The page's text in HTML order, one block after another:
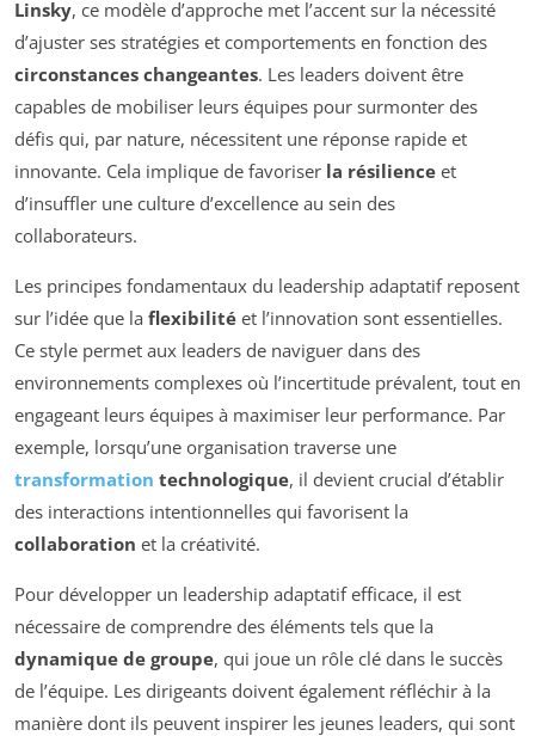
Linsky, ce modèle d’approche met l’accent sur la nécessité
d’ajuster ses stratégies et comportements en fonction des
circonstances changeantes. Les leaders doivent être
capables de mobiliser leurs équipes pour surmonter des
défis qui, par nature, nécessitent une réponse rapide et
innovante. Cela implique de favoriser la résilience et
d’insuffler une culture d’excellence au sein des
collaborateurs.
Les principes fondamentaux du leadership adaptatif reposent
sur l’idée que la flexibilité et l’innovation sont essentielles.
Ce style permet aux leaders de naviguer dans des
environnements complexes où l’incertitude prévalent, tout en
engageant leurs équipes à maximiser leur performance. Par
exemple, lorsqu’une organisation traverse une
transformation technologique, il devient crucial d’établir
des interactions intentionnelles qui favorisent la
collaboration et la créativité.
Pour développer un leadership adaptatif efficace, il est
nécessaire de comprendre des éléments tels que la
dynamique de groupe, qui joue un rôle clé dans le succès
de l’équipe. Les dirigeants doivent également réfléchir à la
manière dont ils peuvent inspirer les jeunes leaders, qui sont